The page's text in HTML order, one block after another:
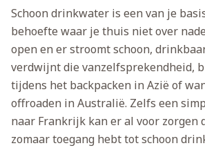
Schoon drinkwater is een van je
behoefte waar je thuis niet over
open en er stroomt schoon,
verdwijnt die vanzelfsprekendheid,
tijdens het backpacken in Azië of
offroaden in Australië. Zelfs een
naar Frankrijk kan er al voor zorgen
zomaar toegang hebt tot schoon